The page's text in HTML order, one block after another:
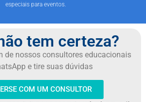
especiais para eventos.
tem certeza?
de nossos consultores educacionais
e tire suas dúvidas
COM UM CONSULTOR